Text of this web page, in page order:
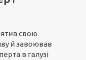
свою
й завоював
в галузі